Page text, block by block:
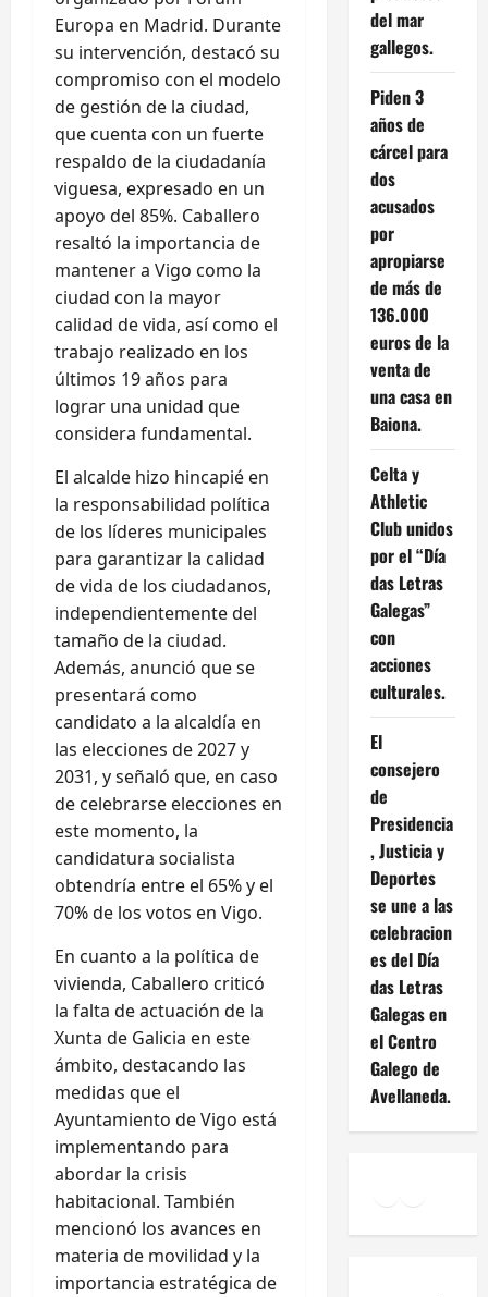
Europa en Madrid. Durante
su intervención, destacó su
compromiso con el modelo
de gestión de la ciudad,
que cuenta con un fuerte
respaldo de la ciudadanía
viguesa, expresado en un
apoyo del 85%. Caballero
resaltó la importancia de
mantener a Vigo como la
ciudad con la mayor
calidad de vida, así como el
trabajo realizado en los
últimos 19 años para
lograr una unidad que
considera fundamental.
El alcalde hizo hincapié en
la responsabilidad política
de los líderes municipales
para garantizar la calidad
de vida de los ciudadanos,
independientemente del
tamaño de la ciudad.
Además, anunció que se
presentará como
candidato a la alcaldía en
las elecciones de 2027 y
2031, y señaló que, en caso
de celebrarse elecciones en
este momento, la
candidatura socialista
obtendría entre el 65% y el
70% de los votos en Vigo.
En cuanto a la política de
vivienda, Caballero criticó
la falta de actuación de la
Xunta de Galicia en este
ámbito, destacando las
medidas que el
Ayuntamiento de Vigo está
implementando para
abordar la crisis
habitacional. También
mencionó los avances en
materia de movilidad y la
importancia estratégica de
del mar
gallegos.
Piden 3
años de
cárcel para
dos
acusados
por
apropiarse
de más de
136.000
euros de la
venta de
una casa en
Baiona.
Celta y
Athletic
Club unidos
por el “Día
das Letras
Galegas”
con
acciones
culturales.
El
consejero
de
Presidencia
, Justicia y
Deportes
se une a las
celebracion
es del Día
das Letras
Galegas en
el Centro
Galego de
Avellaneda.